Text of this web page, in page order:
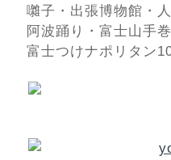
囃子・出張博物館・
阿波踊り・富士山手
富士つけナポリタン